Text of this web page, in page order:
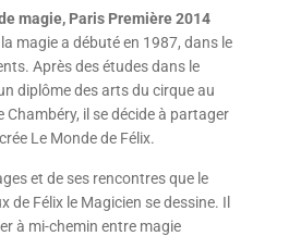
magie, Paris Première 2014
magie a débuté en 1987, dans le
Après des études dans le
diplôme des arts du cirque au
il se décide à partager
Le Monde de Félix.
et de ses rencontres que le
de Félix le Magicien se dessine. Il
à mi-chemin entre magie